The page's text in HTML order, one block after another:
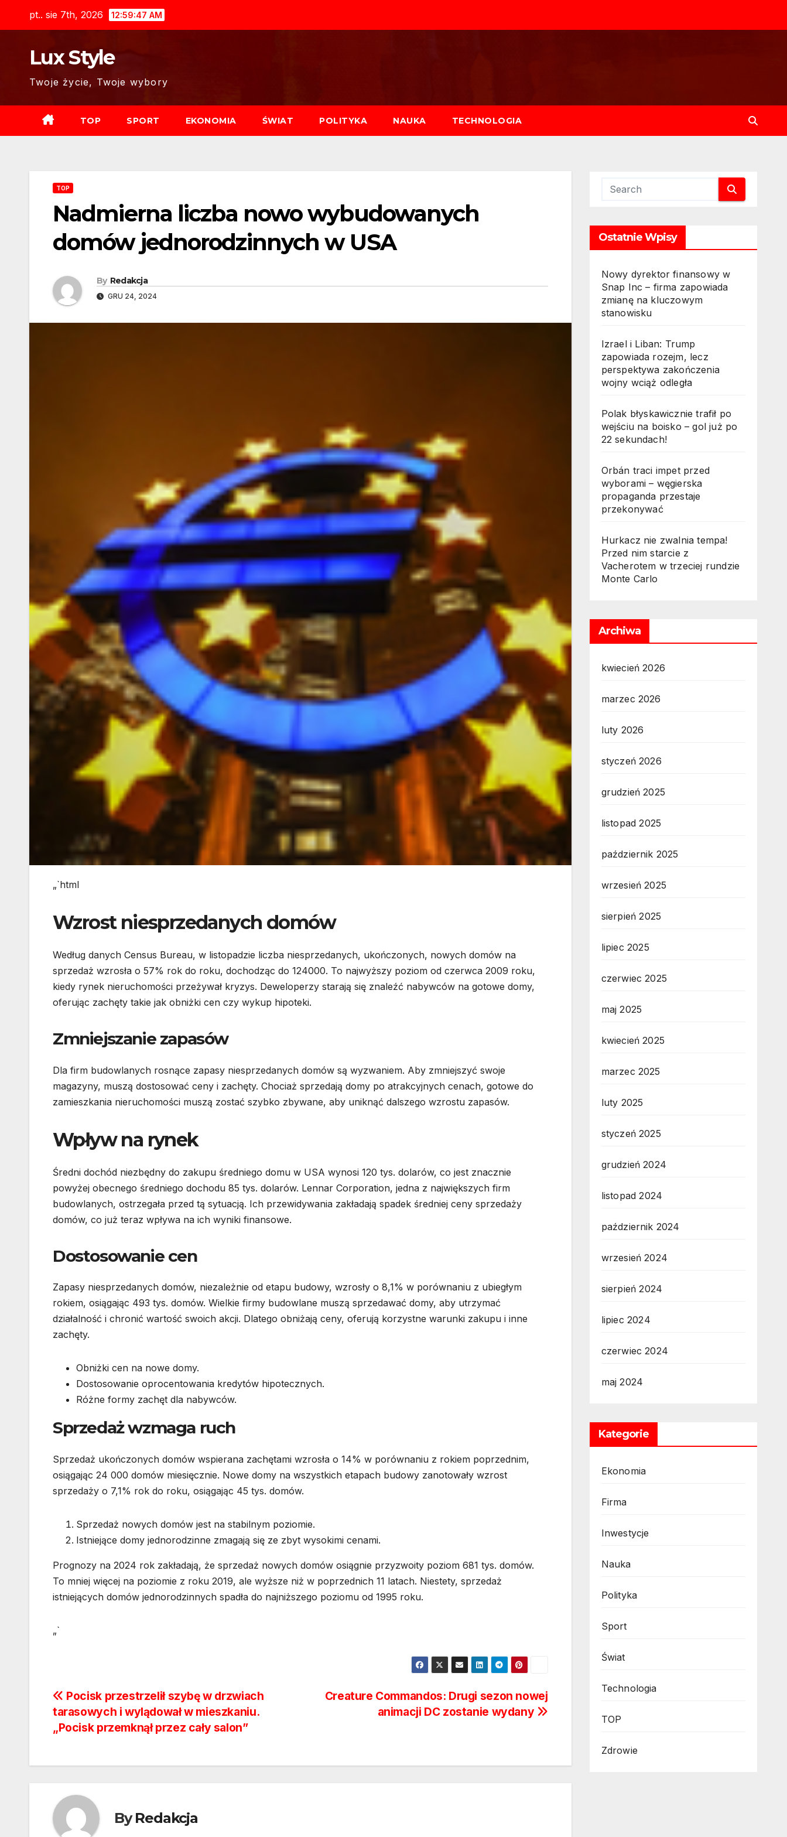
pt.. sie 7th, 2026 12:59:48 AM
Lux Style
Twoje życie, Twoje wybory
TOP SPORT EKONOMIA ŚWIAT POLITYKA NAUKA TECHNOLOGIA
TOP
Nadmierna liczba nowo wybudowanych
domów jednorodzinnych w USA
By Redakcja
GRU 24, 2024
„`html
Wzrost niesprzedanych domów
Według danych Census Bureau, w listopadzie liczba niesprzedanych, ukończonych, nowych domów na
sprzedaż wzrosła o 57% rok do roku, dochodząc do 124000. To najwyższy poziom od czerwca 2009 roku,
kiedy rynek nieruchomości przeżywał kryzys. Deweloperzy starają się znaleźć nabywców na gotowe domy,
oferując zachęty takie jak obniżki cen czy wykup hipoteki.
Zmniejszanie zapasów
Dla firm budowlanych rosnące zapasy niesprzedanych domów są wyzwaniem. Aby zmniejszyć swoje
magazyny, muszą dostosować ceny i zachęty. Chociaż sprzedają domy po atrakcyjnych cenach, gotowe do
zamieszkania nieruchomości muszą zostać szybko zbywane, aby uniknąć dalszego wzrostu zapasów.
Wpływ na rynek
Średni dochód niezbędny do zakupu średniego domu w USA wynosi 120 tys. dolarów, co jest znacznie
powyżej obecnego średniego dochodu 85 tys. dolarów. Lennar Corporation, jedna z największych firm
budowlanych, ostrzegała przed tą sytuacją. Ich przewidywania zakładają spadek średniej ceny sprzedaży
domów, co już teraz wpływa na ich wyniki finansowe.
Dostosowanie cen
Zapasy niesprzedanych domów, niezależnie od etapu budowy, wzrosły o 8,1% w porównaniu z ubiegłym
rokiem, osiągając 493 tys. domów. Wielkie firmy budowlane muszą sprzedawać domy, aby utrzymać
działalność i chronić wartość swoich akcji. Dlatego obniżają ceny, oferują korzystne warunki zakupu i inne
zachęty.
Obniżki cen na nowe domy.
Dostosowanie oprocentowania kredytów hipotecznych.
Różne formy zachęt dla nabywców.
Sprzedaż wzmaga ruch
Sprzedaż ukończonych domów wspierana zachętami wzrosła o 14% w porównaniu z rokiem poprzednim,
osiągając 24 000 domów miesięcznie. Nowe domy na wszystkich etapach budowy zanotowały wzrost
sprzedaży o 7,1% rok do roku, osiągając 45 tys. domów.
Sprzedaż nowych domów jest na stabilnym poziomie.
Istniejące domy jednorodzinne zmagają się ze zbyt wysokimi cenami.
Prognozy na 2024 rok zakładają, że sprzedaż nowych domów osiągnie przyzwoity poziom 681 tys. domów.
To mniej więcej na poziomie z roku 2019, ale wyższe niż w poprzednich 11 latach. Niestety, sprzedaż
istniejących domów jednorodzinnych spadła do najniższego poziomu od 1995 roku.
„`
Nawigacja
wpisu
Creature Commandos: Drugi sezon nowej
animacji DC zostanie wydany
Pocisk przestrzelił szybę w drzwiach
tarasowych i wylądował w mieszkaniu.
„Pocisk przemknął przez cały salon”
ByRedakcja
Ostatnie Wpisy
Nowy dyrektor finansowy w
Snap Inc – firma zapowiada
zmianę na kluczowym
stanowisku
Izrael i Liban: Trump
zapowiada rozejm, lecz
perspektywa zakończenia
wojny wciąż odległa
Polak błyskawicznie trafił po
wejściu na boisko – gol już po
22 sekundach!
Orbán traci impet przed
wyborami – węgierska
propaganda przestaje
przekonywać
Hurkacz nie zwalnia tempa!
Przed nim starcie z
Vacherotem w trzeciej rundzie
Monte Carlo
Archiwa
kwiecień 2026
marzec 2026
luty 2026
styczeń 2026
grudzień 2025
listopad 2025
październik 2025
wrzesień 2025
sierpień 2025
lipiec 2025
czerwiec 2025
maj 2025
kwiecień 2025
marzec 2025
luty 2025
styczeń 2025
grudzień 2024
listopad 2024
październik 2024
wrzesień 2024
sierpień 2024
lipiec 2024
czerwiec 2024
maj 2024
Kategorie
Ekonomia
Firma
Inwestycje
Nauka
Polityka
Sport
Świat
Technologia
TOP
Zdrowie